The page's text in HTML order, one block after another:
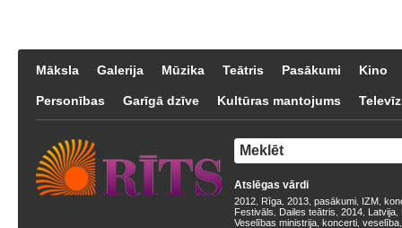
Māksla Galerija Mūzika Teātris Pasākumi Kino
Personības Garīgā dzīve Kultūras mantojums
Atslēgas vārdi
2012 Rīga 2013 pasākumi IZM
Festivāls
Dailes teātris 2014 Latvija
Veselības ministrija koncerti veselība